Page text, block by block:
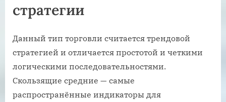
стратегии
Данный тип торговли считается трендовой
стратегией и отличается простотой и четкими
логическими последовательностями.
Скользящие средние — самые
распространённые индикаторы для